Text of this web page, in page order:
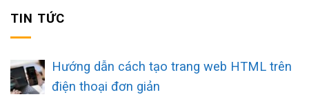
TIN TỨC
Hướng dẫn cách tạo trang web HTML trên
điện thoại đơn giản